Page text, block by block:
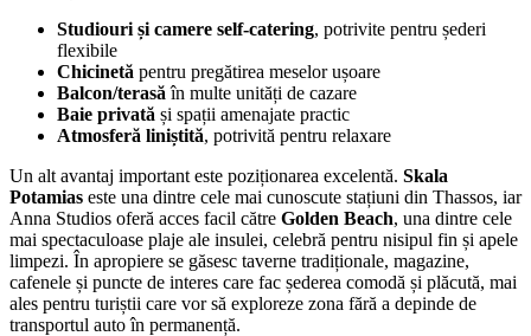
Studiouri și camere self-catering, potrivite pentru șederi
flexibile
Chicinetă pentru pregătirea meselor ușoare
Balcon/terasă în multe unități de cazare
Baie privată și spații amenajate practic
Atmosferă liniștită, potrivită pentru relaxare
Un alt avantaj important este poziționarea excelentă. Skala
Potamias este una dintre cele mai cunoscute stațiuni din Thassos, iar
Anna Studios oferă acces facil către Golden Beach, una dintre cele
mai spectaculoase plaje ale insulei, celebră pentru nisipul fin și apele
limpezi. În apropiere se găsesc taverne tradiționale, magazine,
cafenele și puncte de interes care fac șederea comodă și plăcută, mai
ales pentru turiștii care vor să exploreze zona fără a depinde de
transportul auto în permanență.